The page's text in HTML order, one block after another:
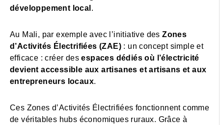
développement local .
Au Mali, par exemple avec l’initiative desZones
d’Activités Électrifiées (ZAE) : un concept simple et
efficace : créer desespaces dédiés où l’électricité
devient accessible aux artisanes et artisans et aux
entrepreneurs locaux.
Ces Zones d’Activités Électrifiées fonctionnent comme
de véritables hubs économiques ruraux. Grâce à